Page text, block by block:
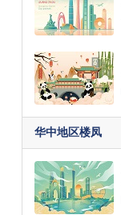
华中地区楼凤